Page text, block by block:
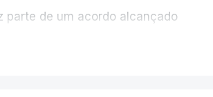
parte de um acordo alcançado